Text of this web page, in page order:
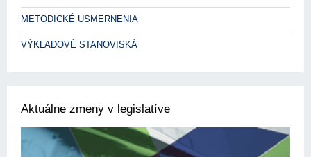
METODICKÉ USMERNENIA
VÝKLADOVÉ STANOVISKÁ
Aktuálne zmeny v legislatíve